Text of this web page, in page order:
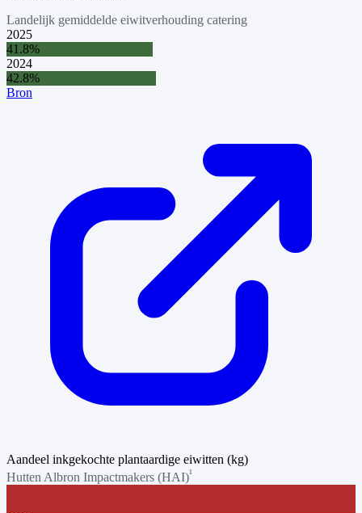
Landelijk gemiddelde eiwitverhouding catering
2025
41.8%
2024
42.8%
Bron
Aandeel inkgekochte plantaardige eiwitten (kg)
Hutten Albron Impactmakers (HAI)¹